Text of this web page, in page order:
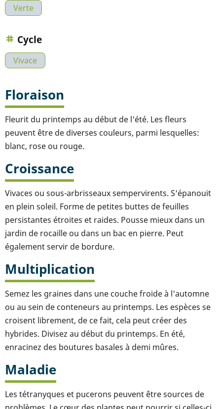
Verte
Cycle
Vivace
Floraison
Fleurit du printemps au début de l'été. Les fleurs
peuvent être de diverses couleurs, parmi lesquelles:
blanc, rose ou rouge.
Croissance
Vivaces ou sous-arbrisseaux sempervirents. S'épanouit
en plein soleil. Forme de petites buttes de feuilles
persistantes étroites et raides. Pousse mieux dans un
jardin de rocaille ou dans un bac en pierre. Peut
également servir de bordure.
Multiplication
Semez les graines dans une couche froide à l'automne
ou au sein de conteneurs au printemps. Les espèces se
croisent librement, de ce fait, cela peut créer des
hybrides. Divisez au début du printemps. En été,
enracinez des boutures basales à demi mûres.
Maladie
Les tétranyques et pucerons peuvent être sources de